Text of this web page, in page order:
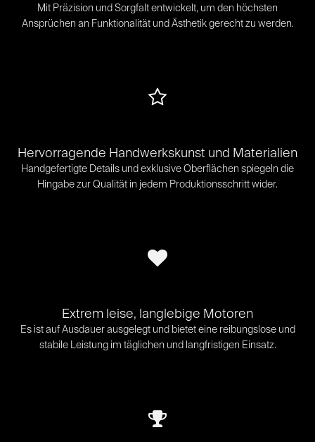
Mit Präzision und Sorgfalt entwickelt, um den höchsten
Ansprüchen an Funktionalität und Ästhetik gerecht zu werden.
Hervorragende Handwerkskunst und Materialien
Handgefertigte Details und exklusive Oberflächen spiegeln die
Hingabe zur Qualität in jedem Produktionsschritt wider.
Extrem leise, langlebige Motoren
Es ist auf Ausdauer ausgelegt und bietet eine reibungslose und
stabile Leistung im täglichen und langfristigen Einsatz.